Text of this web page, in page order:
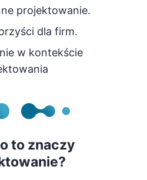
projektowanie.
dla firm.
w kontekście
to znaczy